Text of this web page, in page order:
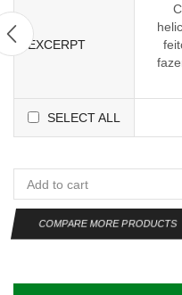
EXCERPT
SELECT ALL
COMPARE MORE PRODUCTS